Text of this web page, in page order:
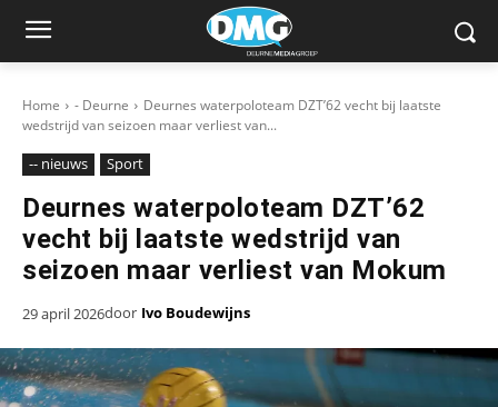
Home - Deurne
Deurnes waterpoloteam DZT’62 vecht bij laatste
wedstrijd van seizoen maar verliest van...
-- nieuws Sport
Deurnes waterpoloteam DZT’62
vecht bij laatste wedstrijd van
seizoen maar verliest van Mokum
29 april 2026door Ivo Boudewijns